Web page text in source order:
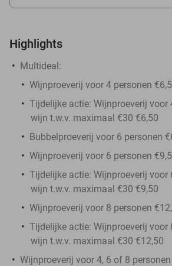
Highlights
Multideal:
Wijnproeverij voor 4 personen
Tijdelijke actie: Wijnproeverij voor
wijn t.w.v. maximaal €30 €6,50
Bubbelproeverij voor 6 personen
Wijnproeverij voor 6 personen
Tijdelijke actie: Wijnproeverij voor
wijn t.w.v. maximaal €30 €9,50
Wijnproeverij voor 8 personen
Tijdelijke actie: Wijnproeverij voor
wijn t.w.v. maximaal €30 €12,50
Wijnproeverij voor 4, 6 of 8